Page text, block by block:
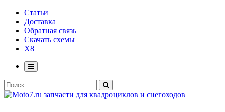
Статьи
Доставка
Обратная связь
Скачать схемы
X8